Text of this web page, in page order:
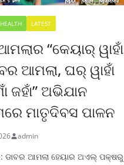
HEALTH LATEST
“କେୟାର୍ ୱାହାଁ
ଆମଲା, ଘର୍ ୱାହାଁ
ଜହାଁ” ଅଭିଯାନ
ମାତୃଦିବସ ପାଳନ
admin
ଡାବର ଆମଲା ହେୟାର ଅଏଲ୍ ପକ୍ଷରୁ